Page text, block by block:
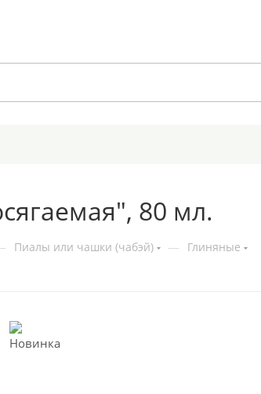
80 мл.
Пиалы или чашки (чабэй) — Глиняные